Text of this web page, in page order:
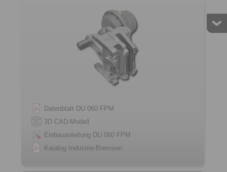
Datenblatt DU 060 FPM
3D CAD-Modell
Einbauanleitung DU 060 FPM
Katalog Industrie-Bremsen